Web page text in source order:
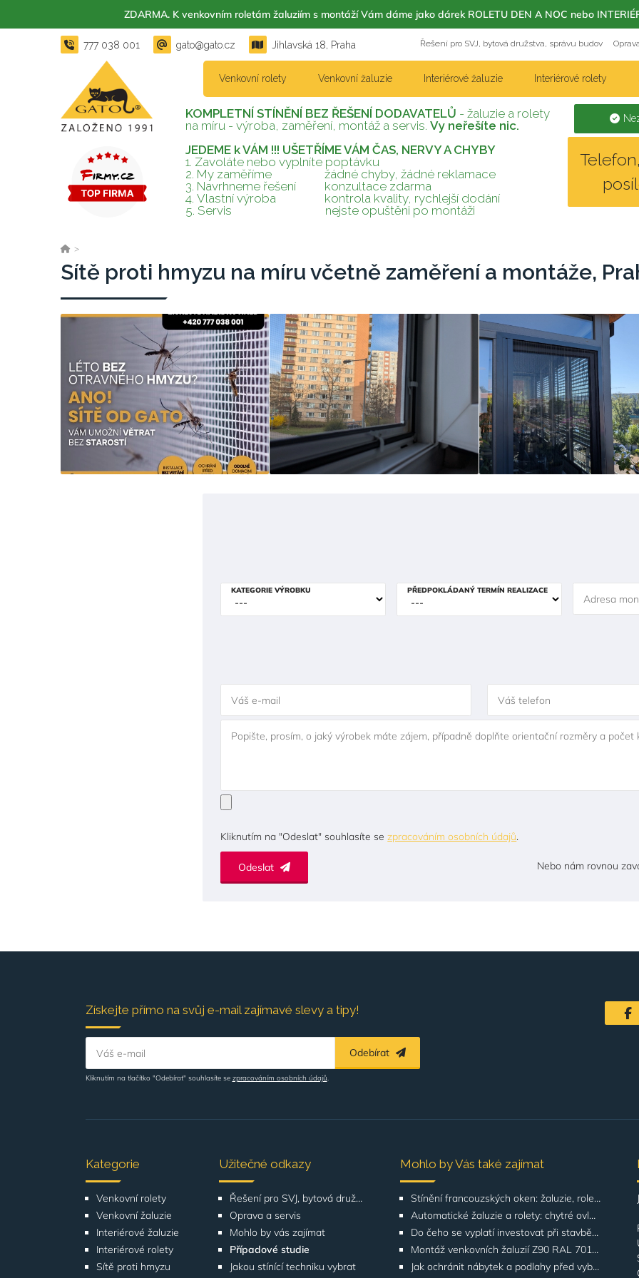
777 038 001 gato@gato.cz Jihlavská 18, Praha Řešení pro SVJ, bytová družstva, správu budov
Venkovní rolety Venkovní žaluzie Interiérové žaluzie Interiérové rolety
KOMPLETNÍ STÍNĚNÍ BEZ ŘEŠENÍ DODAVATELŮ - žaluzie a rolety
na míru - výroba, zaměření, montáž a servis. Vy neřešíte nic.
JEDEME k VÁM !!! UŠETŘÍME VÁM ČAS, NERVY A CHYBY
1. Zavoláte nebo vyplníte poptávku
2. My zaměříme
žádné chyby, žádné reklamace
3. Navrhneme řešení
konzultace zdarma
4. Vlastní výroba
kontrola kvality, rychlejší dodání
5. Servis nejste opuštěni po montáži
>
Sítě proti hmyzu na míru včetně zaměření a montáže,
KATEGORIE VÝROBKU PŘEDPOKLÁDANÝ TERMÍN REALIZACE
Adresa
Váš e-mail Váš telefon
Popište, prosím, o jaký výrobek máte zájem, případně doplňte orientační rozměry a počet
Kliknutím na "Odeslat" souhlasíte sezpracováním osobních údajů.
Nebo nám rovnou
Odeslat
Získejte přímo na svůj e-mail zajímavé slevy a tipy!
Váš e-mail Odebírat
Kliknutím na tlačítko "Odebírat" souhlasíte se zpracováním osobních údajů.
Kategorie
Venkovní rolety
Venkovní žaluzie
Interiérové žaluzie
Interiérové rolety
Sítě proti hmyzu
Užitečné odkazy
Řešení pro SVJ, bytová družstva, správu budov
Oprava a servis
Mohlo by vás zajímat
Případové studie
Jakou stínící techniku vybrat
Mohlo by Vás také zajímat
Stínění francouzských oken: žaluzie, rolety, screeny | GATO
Automatické žaluzie a rolety: chytré ovládání | GATO
Do čeho se vyplatí investovat při stavbě domu? Odborníci upozorňují na stínění oken
Montáž venkovních žaluzií Z90 RAL 7016 na rodinných domech | Případová studie
Jak ochránit nábytek a podlahy před vyblednutím od slunce
ZDARMA. K venkovním roletám žaluziím s montáží Vám dáme jako dárek ROLETU DEN A NOC nebo